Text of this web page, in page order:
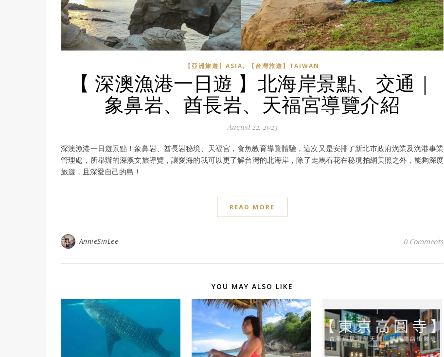
【亞洲旅遊】ASIA, 【台灣旅遊】TAIWAN
【 深澳漁港一日遊 】北海岸景點、︀交通｜
象鼻岩、︀酋長岩、︀天福宮導覽介紹
August 22, 2023
深澳漁港一日遊景點！象鼻岩、︀酋長岩秘境、︀天福宮，食魚教育導覽體驗，這次又是安排了新北市政府漁業及漁港事業
管理處，所舉辦的深澳文旅導覽，讓愛海的我可以更了解台灣的北海岸，除了走馬看花在秘境拍網美照之外，能夠深度
旅遊，且深愛自己的島！
READ MORE
AnnieSinLee 0 Comments
YOU MAY ALSO LIKE